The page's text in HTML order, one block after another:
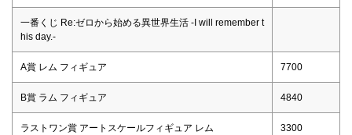
一番くじ Re:ゼロから始める異世界生活 -I will remember t
his day.-
A賞 レム フィギュア 7700
B賞 ラム フィギュア 4840
ラストワン賞 アートスケールフィギュア レム 3300